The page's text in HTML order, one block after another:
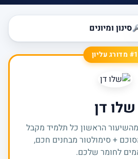
סינון ומיונים
#1 מדורג עליון
שלו דן
הראשון כל תלמיד מקבל
+ סימולטור מבחנים חכם,
לחומר שלכם.